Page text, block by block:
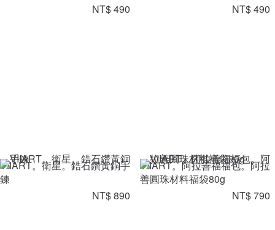
NT$ 490
NT$ 490
VIIART。衛星。鋯石鑽黃銅手
鍊
NT$ 890
VIIART。阿拉善福福包。阿拉
善圓珠材料福袋80g
NT$ 790